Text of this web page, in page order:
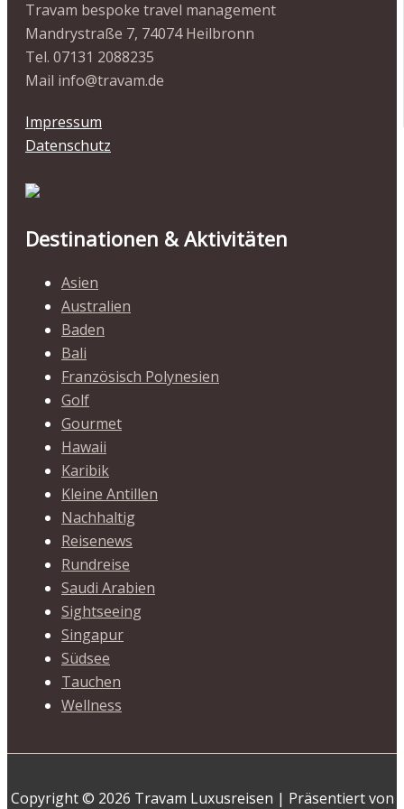
Travam bespoke travel management
Mandrystraße 7, 74074 Heilbronn
Tel. 07131 2088235
Mail info@travam.de
Impressum
Datenschutz
Destinationen & Aktivitäten
Asien
Australien
Baden
Bali
Französisch Polynesien
Golf
Gourmet
Hawaii
Karibik
Kleine Antillen
Nachhaltig
Reisenews
Rundreise
Saudi Arabien
Sightseeing
Singapur
Südsee
Tauchen
Wellness
Copyright © 2026 Travam Luxusreisen | Präsentiert von